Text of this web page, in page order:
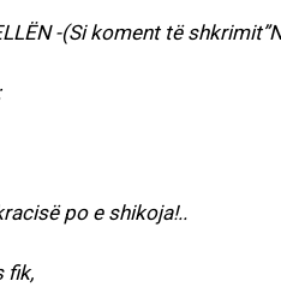
-(Si koment të
po e shikoja!..
fik,